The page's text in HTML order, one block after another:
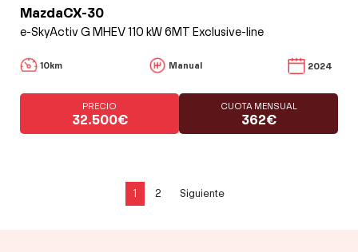
MazdaCX-30
e-SkyActiv G MHEV 110 kW 6MT Exclusive-line
10km Manual 2024
PRECIO
32.500€
CUOTA MENSUAL
362€
1 2 Siguiente